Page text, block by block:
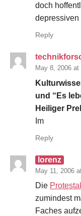
doch
depressiven
Reply
May 8, 2006 at
und “Es
Heiliger
Im
Reply
lorenz
May 11, 2006
Die
zumindest
Faches